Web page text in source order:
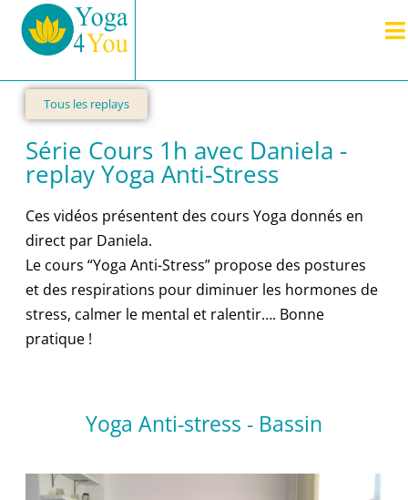
Tous les replays
Série Cours 1h avec Daniela -
replay Yoga Anti-Stress
Ces vidéos présentent des cours Yoga donnés en
direct par Daniela.
Le cours “Yoga Anti-Stress” propose des postures
et des respirations pour diminuer les hormones de
stress, calmer le mental et ralentir…. Bonne
pratique !
Yoga Anti-stress - Bassin